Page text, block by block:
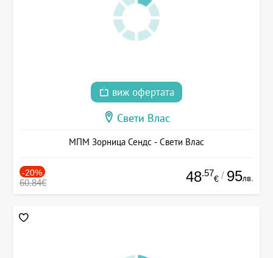
виж офертата
Свети Влас
МПМ Зорница Сендс - Свети Влас
-20%
60.84€ 48.57
€ / 95лв.